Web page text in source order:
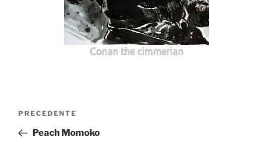
Conan the cimmerian
Navigazione
Articolo
precedente:
PRECEDENTE
Peach Momoko